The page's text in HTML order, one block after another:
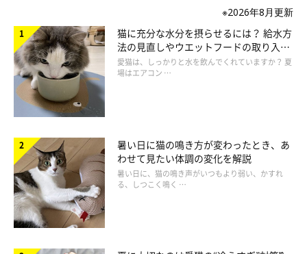
肛門腺にたまった分泌物ががうまく排出されていない
肛門嚢に炎症がある
などですね。
そのほかに考えられるとすれば……
※2026年8月更新
猫に充分な水分を摂らせるには？ 給水方
法の見直しやウエットフードの取り入れ
方を解説
愛猫は、しっかりと水を飲んでくれていますか？ 夏
場はエアコン …
暑い日に猫の鳴き方が変わったとき、あ
わせて見たい体調の変化を解説
暑い日に、猫の鳴き声がいつもより弱い、かすれ
る、しつこく鳴く …